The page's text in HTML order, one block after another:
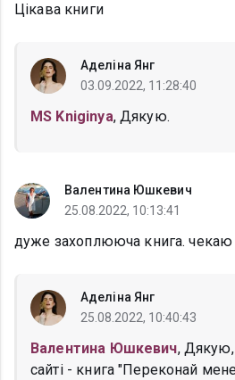
Цікава книги
Аделіна Янг
03.09.2022, 11:28:40
MS Kniginya, Дякую.
Валентина Юшкевич
25.08.2022, 10:13:41
дуже захоплююча книга.
Аделіна Янг
25.08.2022, 10:40:43
Валентина Юшкевич,
сайті - книга "Переконай